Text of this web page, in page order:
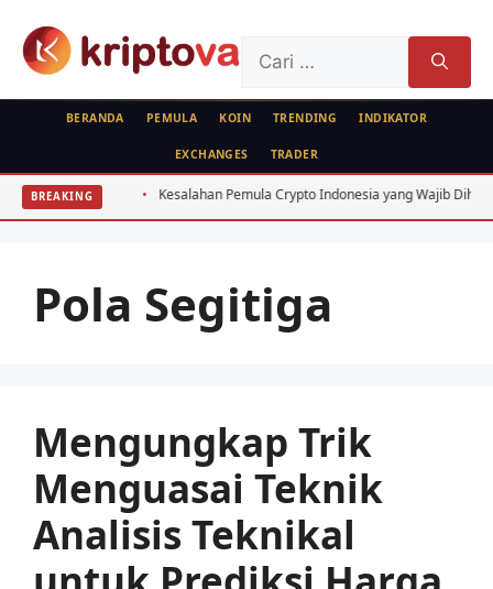
untuk:
BERANDA PEMULA KOIN TRENDING INDIKATOR
EXCHANGES TRADER
BREAKING Kesalahan Pemula Crypto Indonesia yang Wajib Dihindari: 7
Pola Segitiga
Mengungkap Trik
Menguasai Teknik
Analisis Teknikal